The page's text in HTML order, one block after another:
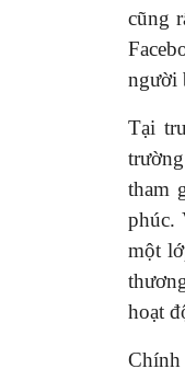
cũng
người
Tại
tham
phúc.
một
hoạt
Chính